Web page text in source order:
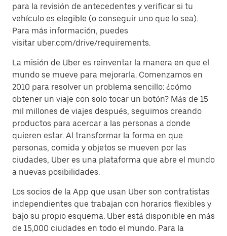
para la revisión de antecedentes y verificar si tu
vehículo es elegible (o conseguir uno que lo sea).
Para más información, puedes
visitar uber.com/drive/requirements.
La misión de Uber es reinventar la manera en que el
mundo se mueve para mejorarla. Comenzamos en
2010 para resolver un problema sencillo: ¿cómo
obtener un viaje con solo tocar un botón? Más de 15
mil millones de viajes después, seguimos creando
productos para acercar a las personas a donde
quieren estar. Al transformar la forma en que
personas, comida y objetos se mueven por las
ciudades, Uber es una plataforma que abre el mundo
a nuevas posibilidades.
Los socios de la App que usan Uber son contratistas
independientes que trabajan con horarios flexibles y
bajo su propio esquema. Uber está disponible en más
de 15,000 ciudades en todo el mundo. Para la